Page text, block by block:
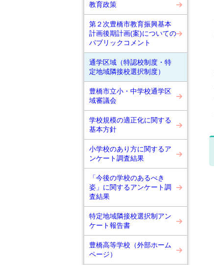
教育政策
第２次豊橋市教育振興基本
計画後期計画(案)についての
パブリックコメント
通学区域（特認校制度・特
定地域隣接校選択制度）
豊橋市立小・中学校通学区
域審議会
学校規模の適正化に関する
基本方針
小学校のあり方に関するア
ンケート調査結果
「今後の学校のあるべき
姿」に関するアンケート調
査結果
特定地域隣接校選択制アン
ケート報告書
豊橋高等学校（外部ホーム
ページ）